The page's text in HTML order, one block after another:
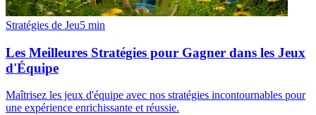
Stratégies de Jeu5 min
Les Meilleures Stratégies pour Gagner dans les Jeux
d'Équipe
Maîtrisez les jeux d'équipe avec nos stratégies incontournables pour
une expérience enrichissante et réussie.